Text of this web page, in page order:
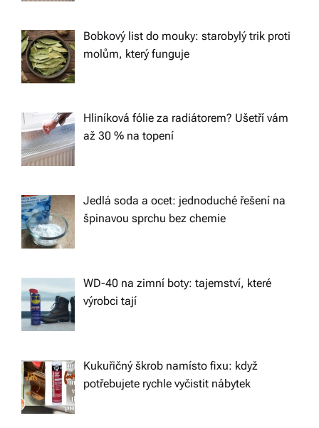
i
g
a
t
i
o
n
Bobkový list do mouky: starobylý trik proti
molům, který funguje
Hliníková fólie za radiátorem? Ušetří vám
až 30 % na topení
Jedlá soda a ocet: jednoduché řešení na
špinavou sprchu bez chemie
WD-40 na zimní boty: tajemství, které
výrobci tají
Kukuřičný škrob namísto fixu: když
potřebujete rychle vyčistit nábytek